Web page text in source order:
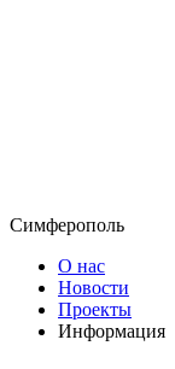
Симферополь
О нас
Новости
Проекты
Информация